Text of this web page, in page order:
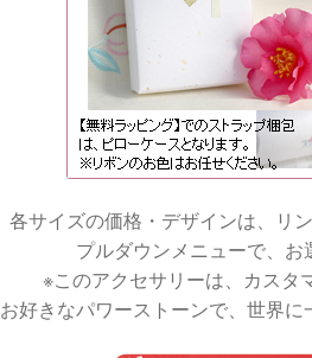
各サイズの価格・デザインは、リ
プルダウンメニューで、お
※このアクセサリーは、カスタ
お好きなパワーストーンで、世界に